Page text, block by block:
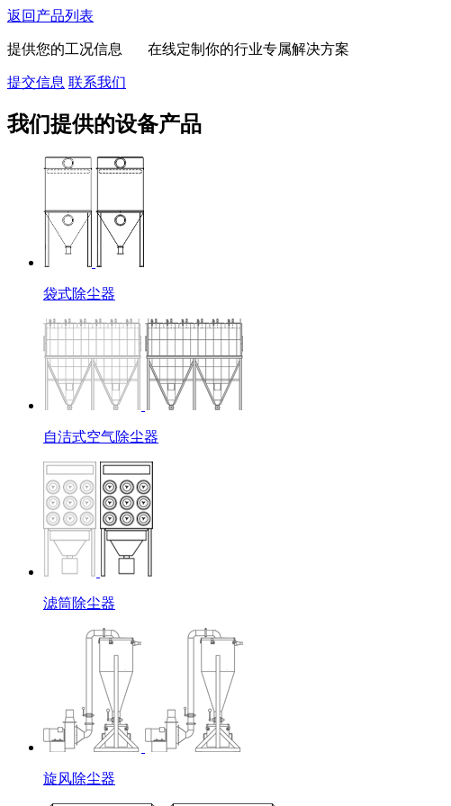
返回产品列表
提供您的工况信息 在线定制你的行业专属解决方案
提交信息 联系我们
我们提供的设备产品
袋式除尘器
自洁式空气除尘器
滤筒除尘器
旋风除尘器